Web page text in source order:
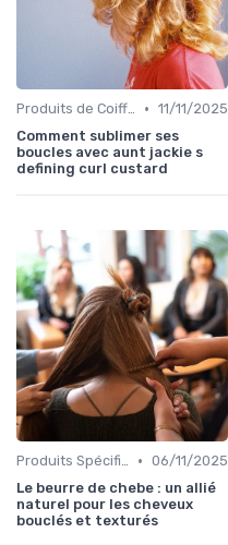
Produits de Coiffage • 11/11/2025
Comment sublimer ses
boucles avec aunt jackie s
defining curl custard
Produits Spécifiques (Anti-Frisottis, Hydratants) • 06/11/2025
Le beurre de chebe : un allié
naturel pour les cheveux
bouclés et texturés